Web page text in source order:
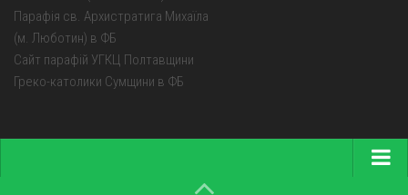
Парафія св. Архистратига Михаїла
(м. Люботин) в ФБ
Сайт парафій УГКЦ Полтавщини
Греко-католики Сумщини в ФБ